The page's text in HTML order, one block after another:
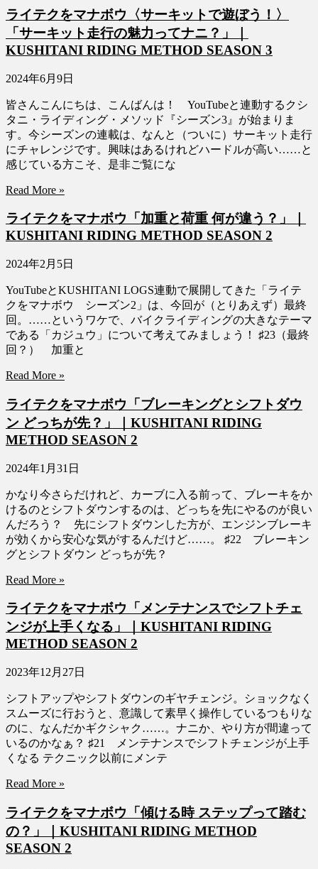
ライテクをマナボウ〈サーキットで遊ぼう！〉
「サーキット走行の魅力ってナニ？」｜
KUSHITANI RIDING METHOD SEASON 3
2024年6月9日
皆さんこんにちは、こんばんは！ YouTubeと連動するクシ
タニ・ライディング・メソッド『シーズン3』が始まりま
す。今シーズンの連載は、なんと（ついに）サーキット走行
にチャレンジです。興味はあるけれどハードルが高い……と
感じている方こそ、是非ご覧にな
Read More »
ライテクをマナボウ「加重と荷重 何が違う？」｜
KUSHITANI RIDING METHOD SEASON 2
2024年2月5日
YouTubeとKUSHITANI LOGS連動で展開してきた「ライテ
クをマナボウ シーズン2」は、今回が（とりあえず）最終
回。……というワケで、バイクライディングの大きなテーマ
である「カジュウ」について考えてみましょう！ ♯23（最終
回？） 加重と
Read More »
ライテクをマナボウ「ブレーキングとシフトダウ
ン どっちが先？」｜KUSHITANI RIDING
METHOD SEASON 2
2024年1月31日
かなり今さらだけれど、カーブに入る前って、ブレーキをか
けるのとシフトダウンするのは、どっちを先にやるのが良い
んだろう？ 先にシフトダウンした方が、エンジンブレーキ
が効くから安心な気がするんだけど……。 ♯22 ブレーキン
グとシフトダウン どっちが先？
Read More »
ライテクをマナボウ「メンテナンスでシフトチェ
ンジが上手くなる」｜KUSHITANI RIDING
METHOD SEASON 2
2023年12月27日
シフトアップやシフトダウンのギヤチェンジ。ショックなく
スムーズに行おうと、意識して素早く操作しているつもりな
のに、なんだかギクシャク……。ナニか、やり方が間違って
いるのかなぁ？ ♯21 メンテナンスでシフトチェンジが上手
くなる テクニック以前にメンテ
Read More »
ライテクをマナボウ「傾ける時 ステップって踏む
の？」｜KUSHITANI RIDING METHOD
SEASON 2